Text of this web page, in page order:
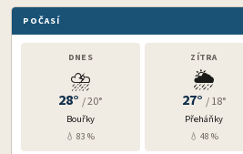
POČASÍ
DNES
⛈️
28°/ 20°
Bouřky
💧 83 %
ZÍTRA
🌦️
27° / 18°
Přeháňky
💧 48 %